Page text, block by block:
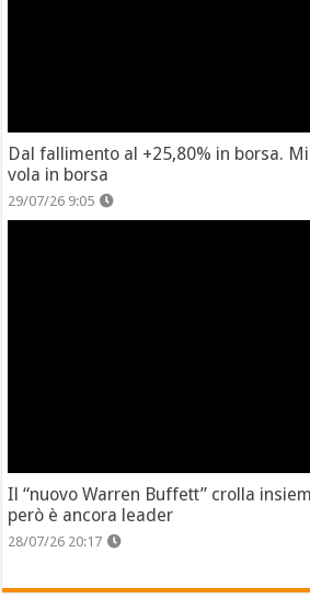
Dal fallimento al +25,80% in borsa.
vola in borsa
29/07/26 9:05
Il “nuovo Warren Buffett” crolla
però è ancora leader
28/07/26 20:17